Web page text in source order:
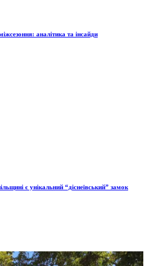
аналітика та інсайди
є унікальний “діснеївський” замок